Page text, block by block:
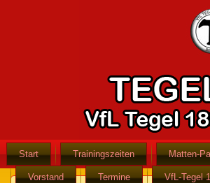
Start Trainingszeiten Matten-
Vorstand Termine VfL-Tegel